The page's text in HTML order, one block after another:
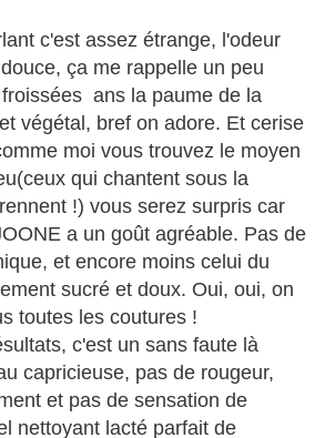
c'est assez étrange, l'odeur
ça me rappelle un peu
froissées ans la paume de la
végétal, bref on adore. Et cerise
moi vous trouvez le moyen
qui chantent sous la
!) vous serez surpris car
a un goût agréable. Pas de
et encore moins celui du
sucré et doux. Oui, oui, on
toutes les coutures !
c'est un sans faute là
capricieuse, pas de rougeur,
et pas de sensation de
nettoyant lacté parfait de